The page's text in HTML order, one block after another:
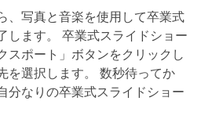
、写真と音楽を使用して卒業式
します。 卒業式スライドショー
スポート」ボタンをクリックし
を選択します。 数秒待ってか
分なりの卒業式スライドショー